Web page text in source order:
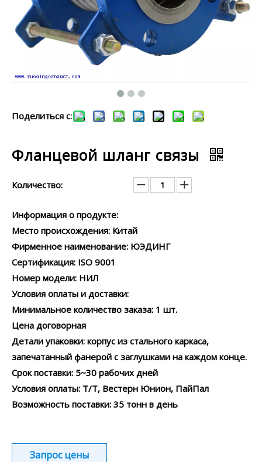
Поделиться с:
Фланцевой шланг связы
Количество:
Информация о продукте:
Место происхождения: Китай
Фирменное наименование: ЮЭДИНГ
Сертификация: ISO 9001
Номер модели: НИЛ
Условия оплаты и доставки:
Минимальное количество заказа: 1 шт.
Цена договорная
Детали упаковки: корпус из стального каркаса,
запечатанный фанерой с заглушками на каждом конце.
Срок поставки: 5~30 рабочих дней
Условия оплаты: Т/Т, Вестерн Юнион, ПайПал
Возможность поставки: 35 тонн в день
Запрос цены